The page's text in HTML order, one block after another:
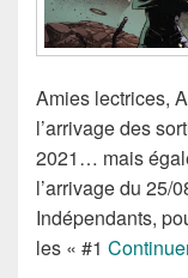
Amies lectrices,
l’arrivage des
2021… mais
l’arrivage du 25/
Indépendants,
les « #1